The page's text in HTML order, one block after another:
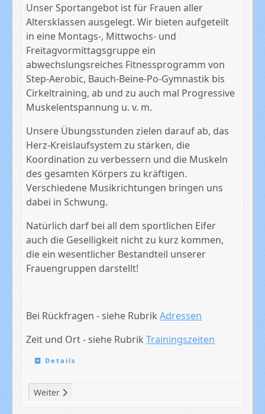
Unser Sportangebot ist für Frauen aller
Altersklassen ausgelegt. Wir bieten aufgeteilt
in eine Montags-, Mittwochs- und
Freitagvormittagsgruppe ein
abwechslungsreiches Fitnessprogramm von
Step-Aerobic, Bauch-Beine-Po-Gymnastik bis
Cirkeltraining, ab und zu auch mal Progressive
Muskelentspannung u. v. m.
Unsere Übungsstunden zielen darauf ab, das
Herz-Kreislaufsystem zu stärken, die
Koordination zu verbessern und die Muskeln
des gesamten Körpers zu kräftigen.
Verschiedene Musikrichtungen bringen uns
dabei in Schwung.
Natürlich darf bei all dem sportlichen Eifer
auch die Geselligkeit nicht zu kurz kommen,
die ein wesentlicher Bestandteil unserer
Frauengruppen darstellt!
Bei Rückfragen - siehe Rubrik Adressen
Zeit und Ort - siehe Rubrik Trainingszeiten
Details
Nächster Beitrag: Trainingszeiten
Weiter